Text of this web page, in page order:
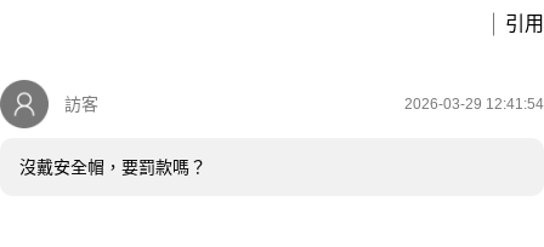
引用
訪客 2026-03-29 12:41:54
沒戴安全帽，要罰款嗎？